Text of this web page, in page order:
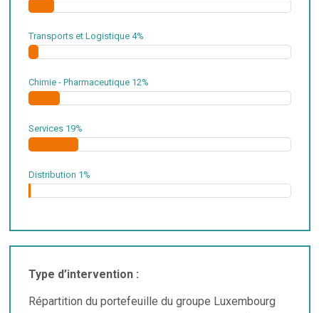
Transports et Logistique 4%
Chimie - Pharmaceutique 12%
Services 19%
Distribution 1%
Type d’intervention :
Répartition du portefeuille du groupe Luxembourg